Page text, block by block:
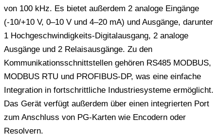
von 100 kHz. Es bietet außerdem 2 analoge Eingänge
(-10/+10 V, 0–10 V und 4–20 mA) und Ausgänge, darunter
1 Hochgeschwindigkeits-Digitalausgang, 2 analoge
Ausgänge und 2 Relaisausgänge. Zu den
Kommunikationsschnittstellen gehören RS485 MODBUS,
MODBUS RTU und PROFIBUS-DP, was eine einfache
Integration in fortschrittliche Industriesysteme ermöglicht.
Das Gerät verfügt außerdem über einen integrierten Port
zum Anschluss von PG-Karten wie Encodern oder
Resolvern.